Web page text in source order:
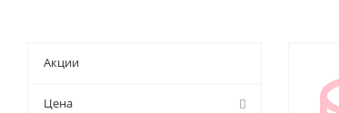
Акции
Цена